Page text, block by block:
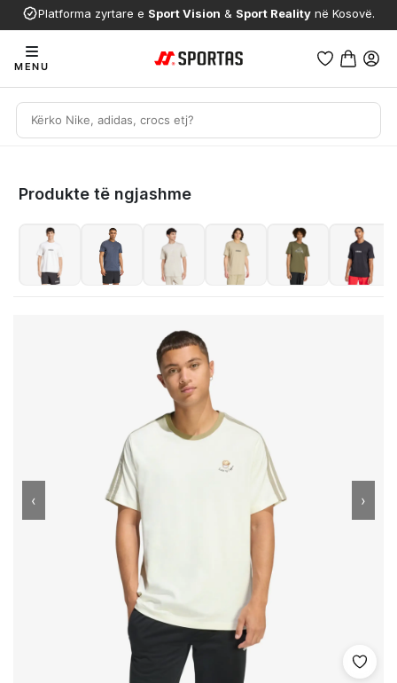
Platforma zyrtare e Sport Vision & Sport Reality në Kosovë.
MENU
Produkte të ngjashme
Shto
‹ ›